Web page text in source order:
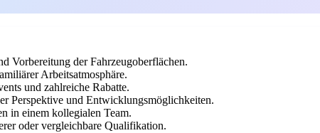
Vorbereitung der Fahrzeugoberflächen.
Arbeitsatmosphäre.
und zahlreiche Rabatte.
Perspektive und Entwicklungsmöglichkeiten.
in einem kollegialen Team.
oder vergleichbare Qualifikation.